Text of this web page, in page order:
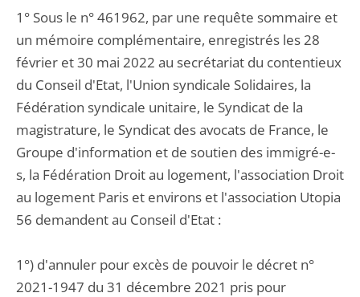
1° Sous le n° 461962, par une requête sommaire et
un mémoire complémentaire, enregistrés les 28
février et 30 mai 2022 au secrétariat du contentieux
du Conseil d'Etat, l'Union syndicale Solidaires, la
Fédération syndicale unitaire, le Syndicat de la
magistrature, le Syndicat des avocats de France, le
Groupe d'information et de soutien des immigré-e-
s, la Fédération Droit au logement, l'association Droit
au logement Paris et environs et l'association Utopia
56 demandent au Conseil d'Etat :
1°) d'annuler pour excès de pouvoir le décret n°
2021-1947 du 31 décembre 2021 pris pour